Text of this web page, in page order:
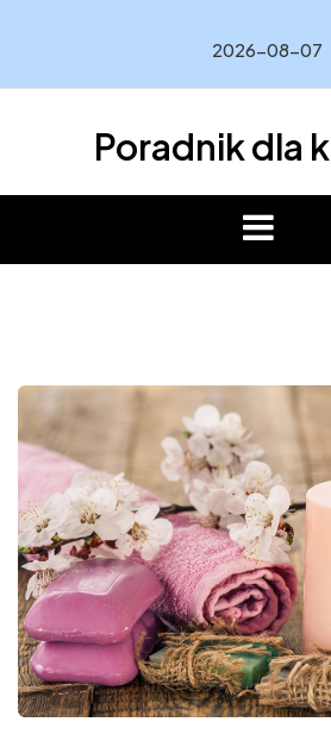
2026-08-07
Poradnik dla